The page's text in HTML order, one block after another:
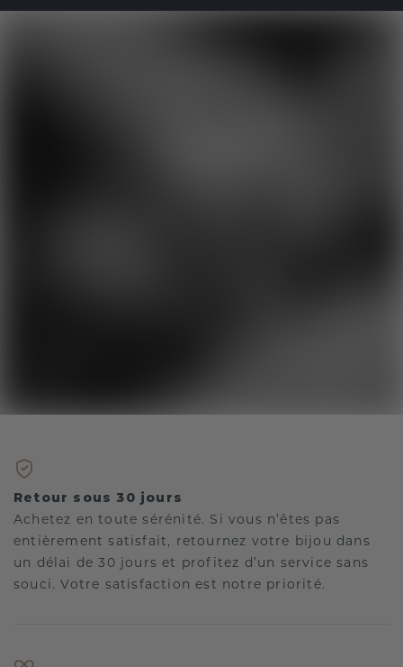
Retour sous 30 jours
Achetez en toute sérénité. Si vous n’êtes pas
entièrement satisfait, retournez votre bijou dans
un délai de 30 jours et profitez d’un service sans
souci. Votre satisfaction est notre priorité.